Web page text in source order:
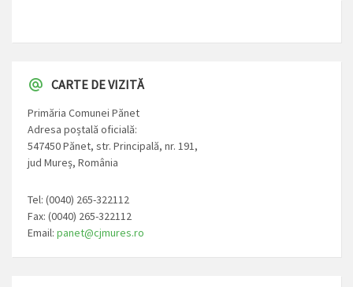
CARTE DE VIZITĂ
Primăria Comunei Pănet
Adresa poștală oficială:
547450 Pănet, str. Principală, nr. 191,
jud Mureș, România
Tel: (0040) 265-322112
Fax: (0040) 265-322112
Email: panet@cjmures.ro